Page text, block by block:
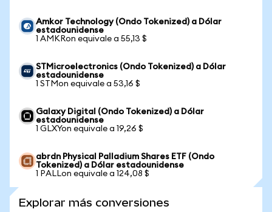
Amkor Technology (Ondo Tokenized) a Dólar
estadounidense
1 AMKRon equivale a 55,13 $
STMicroelectronics (Ondo Tokenized) a Dólar
estadounidense
1 STMon equivale a 53,16 $
Galaxy Digital (Ondo Tokenized) a Dólar
estadounidense
1 GLXYon equivale a 19,26 $
abrdn Physical Palladium Shares ETF (Ondo
Tokenized) a Dólar estadounidense
1 PALLon equivale a 124,08 $
Explorar más conversiones